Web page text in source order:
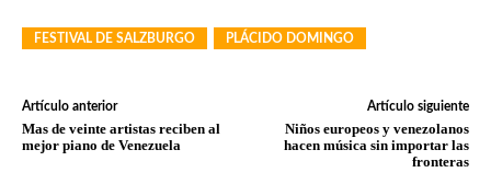
FESTIVAL DE SALZBURGO PLÁCIDO DOMINGO
Artículo anterior
Mas de veinte artistas reciben al
mejor piano de Venezuela
Artículo siguiente
Niños europeos y venezolanos
hacen música sin importar las
fronteras